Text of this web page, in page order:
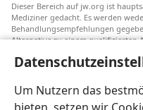
Um Nutzern das
Dieser Bereich auf jw.org ist
Mediziner gedacht. Es werden
Behandlungsempfehlungen
Alternative zu einem qualifizierten
Transfusionsalternativen hin, die
Mediziner steht selbst in der
halten, verschiedene
zu helfen, eine Behandlung
Wünschen, Vorstellungen und